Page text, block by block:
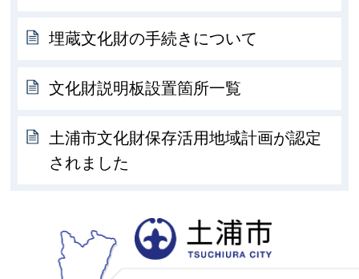
埋蔵文化財の手続きについて
文化財説明板設置箇所一覧
土浦市文化財保存活用地域計画が認定
されました